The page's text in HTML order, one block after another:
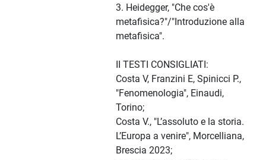
3. Heidegger, "Che cos'è
metafisica?"/"Introduzione alla
metafisica".
II TESTI CONSIGLIATI:
Costa V, Franzini E, Spinicci P.,
"Fenomenologia", Einaudi,
Torino;
Costa V., "L’assoluto e la storia.
L’Europa a venire", Morcelliana,
Brescia 2023;